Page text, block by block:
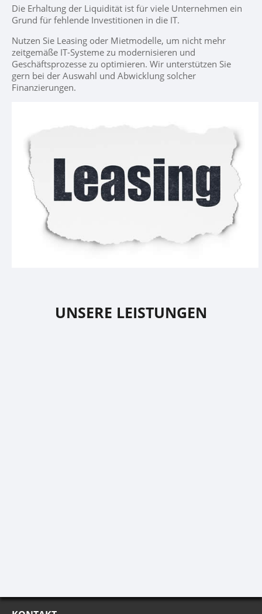
Die Erhaltung der Liquidität ist für viele Unternehmen ein
Grund für fehlende Investitionen in die IT.
Nutzen Sie Leasing oder Mietmodelle, um nicht mehr
zeitgemäße IT-Systeme zu modernisieren und
Geschäftsprozesse zu optimieren. Wir unterstützen Sie
gern bei der Auswahl und Abwicklung solcher
Finanzierungen.
UNSERE LEISTUNGEN